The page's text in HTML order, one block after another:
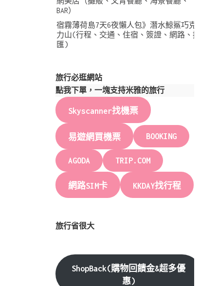
BAR）
宿霧薄荷島7天6夜懶人包》潛水鯨鯊巧克
力山(行程、交通、住宿、簽證、網路、換
匯)
旅行必逛網站
點我下單，一塊支持米雅的旅行
Skyscanner找機票
易遊網買機票 BOOKING
AGODA TRIP.COM
網路SIM卡 KKDAY找行程
旅行省很大
ShopBack(購物回饋金&超多優
惠)